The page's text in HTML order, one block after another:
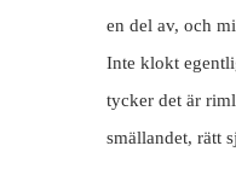
en del av, och
Inte klokt
tycker det är
smällandet, rätt